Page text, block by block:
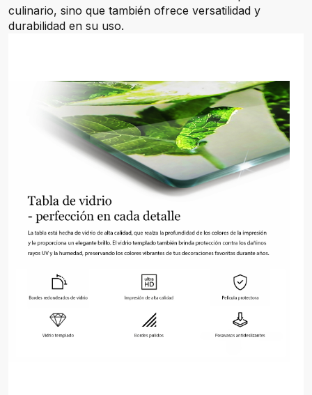
culinario, sino que también ofrece versatilidad y
durabilidad en su uso.